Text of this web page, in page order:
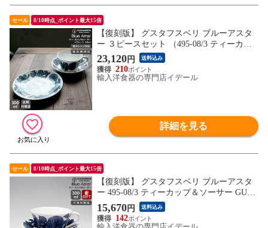
セール 8/10時点_ポイント最大15倍
【復刻版】 グスタフスベリ ブルーアスタ
ー ３ピースセット （495-08/3 ティーカッ
プ＆ソーサー+ 495-03 プレート18cm） GU
STAVSBERG Blue Aster お皿 【食器 カトラ
リー】
23,120円 送料込み
210
輸入洋食器の専門店イデール
詳細を見る
セール 8/10時点_ポイント最大15倍
【復刻版】 グスタフスベリ ブルーアスタ
ー 495-08/3 ティーカップ＆ソーサー GUST
AVSBERG Blue Aster ギフト 結婚祝い プレ
ゼント 贈り物 【食器 カトラリー】【ギフ
ト】
15,670円 送料込み
142